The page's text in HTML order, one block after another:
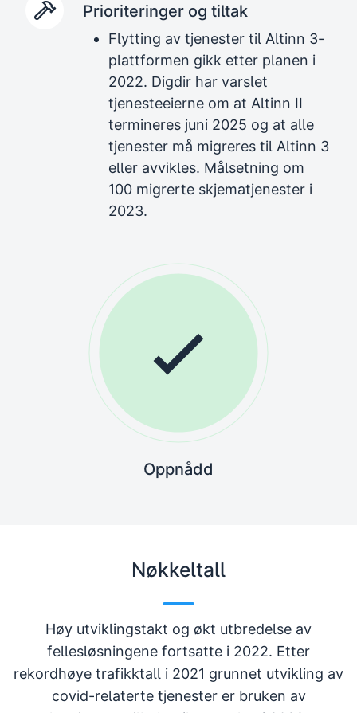
Prioriteringer og tiltak
Flytting av tjenester til Altinn 3-
plattformen gikk etter planen i
2022. Digdir har varslet
tjenesteeierne om at Altinn II
termineres juni 2025 og at alle
tjenester må migreres til Altinn 3
eller avvikles. Målsetning om
100 migrerte skjematjenester i
2023.
Oppnådd
Nøkkeltall
Høy utviklingstakt og økt utbredelse av
fellesløsningene fortsatte i 2022. Etter
rekordhøye trafikktall i 2021 grunnet utvikling av
covid-relaterte tjenester er bruken av